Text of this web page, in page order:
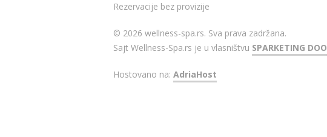
Rezervacije bez provizije
© 2026 wellness-spa.rs. Sva prava zadržana.
Sajt Wellness-Spa.rs je u vlasništvu SPARKETING DOO
Hostovano na: AdriaHost